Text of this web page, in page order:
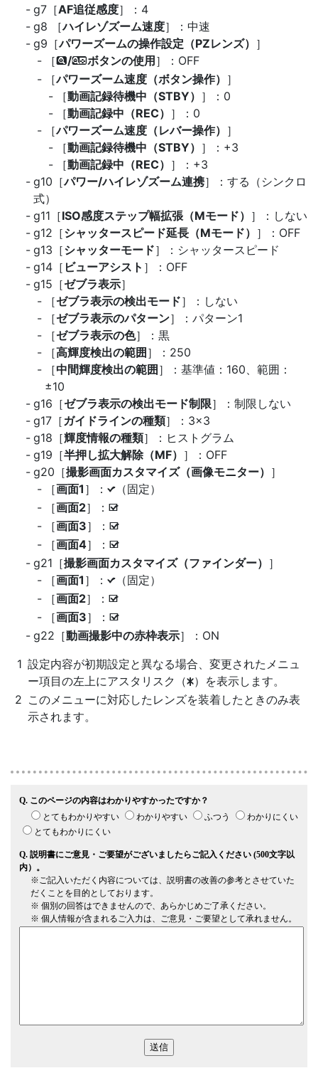
g7［AF追従感度］：4
g8 ［ハイレゾズーム速度］：中速
g9［パワーズームの操作設定（PZレンズ） ］
［x/wボタンの使用］：OFF
［パワーズーム速度（ボタン操作） ］
［動画記録待機中（STBY） ］：0
［動画記録中（REC） ］：0
［パワーズーム速度（レバー操作） ］
［動画記録待機中（STBY） ］：+3
［動画記録中（REC） ］：+3
g10［パワー/ハイレゾズーム連携］：する（シンクロ
式）
g11［ISO感度ステップ幅拡張（Mモード） ］：しない
g12［シャッタースピード延長（Mモード） ］：OFF
g13［シャッターモード］：シャッタースピード
g14［ ビューアシスト ］：OFF
g15［ゼブラ表示］
［ゼブラ表示の検出モード］：しない
［ゼブラ表示のパターン］：パターン1
［ゼブラ表示の色］：黒
［高輝度検出の範囲］：250
［中間輝度検出の範囲］：基準値：160、範囲：
±10
g16［ゼブラ表示の検出モード制限］：制限しない
g17［ ガイドラインの種類］：3×3
g18［輝度情報の種類］：ヒストグラム
g19［半押し拡大解除（MF） ］：OFF
g20［撮影画面カスタマイズ（画像モニター） ］
［画面1 ］： L
（固定）
［画面2］： M
［画面3］： M
［画面4］： M
g21［撮影画面カスタマイズ（ファインダー） ］
［画面1 ］： L
（固定）
［画面2］： M
［画面3］： M
g22［動画撮影中の赤枠表示］：ON
設定内容が初期設定と異なる場合、変更されたメニュ
ー項目の左上にアスタリスク（U）を表示します。
このメニューに対応したレンズを装着したときのみ表
示されます。